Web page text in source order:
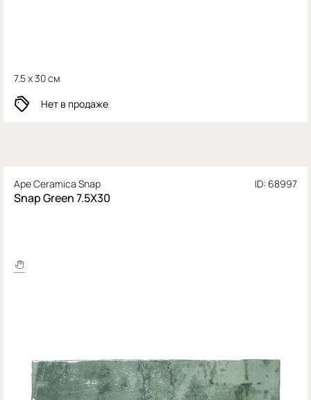
7.5 x 30 см
Нет в продаже
Ape Ceramica Snap ID: 68997
Snap Green 7.5X30